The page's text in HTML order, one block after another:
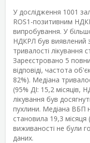
У дослідження 1001
ROS1-позитивним
випробування. У
НДКРЛ був виявлений
тривалості лікування
Зареєстровано 5
відповіді, частота
82%). Медіана
(95% ДІ: 15,2 місяців,
лікування був
пухлини. Медіана ВБП
становила 19,3 місяця
виживаності не були
даних.